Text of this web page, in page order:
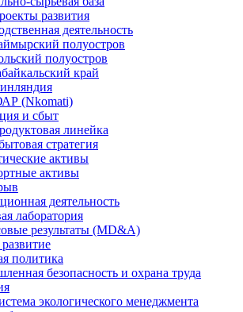
развития
деятельность
полуостров
полуостров
край
(Nkomati)
и сбыт
линейка
стратегия
активы
активы
деятельность
лаборатория
результаты (MD&A)
политика
безопасность и охрана труда
экологического менеджмента